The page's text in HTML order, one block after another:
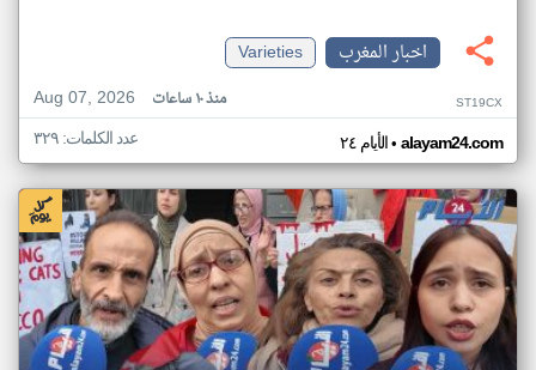
اخبار المغرب
Varieties
Aug 07, 2026
منذ ١٠ ساعات ST19CX
الأيام ٢٤• alayam24.com عدد الكلمات: ٣٢٩